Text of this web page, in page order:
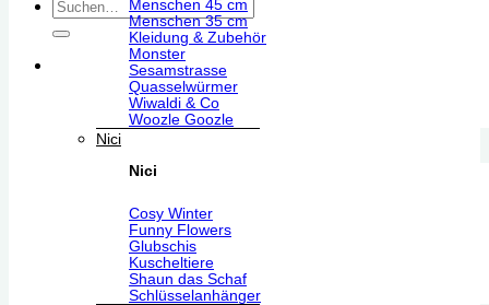
Suchen
nach:
Menschen 45 cm
Menschen 35 cm
Kleidung & Zubehör
Monster
Sesamstrasse
Quasselwürmer
Wiwaldi & Co
Woozle Goozle
Nici
Nici
Cosy Winter
Funny Flowers
Glubschis
Kuscheltiere
Shaun das Schaf
Schlüsselanhänger